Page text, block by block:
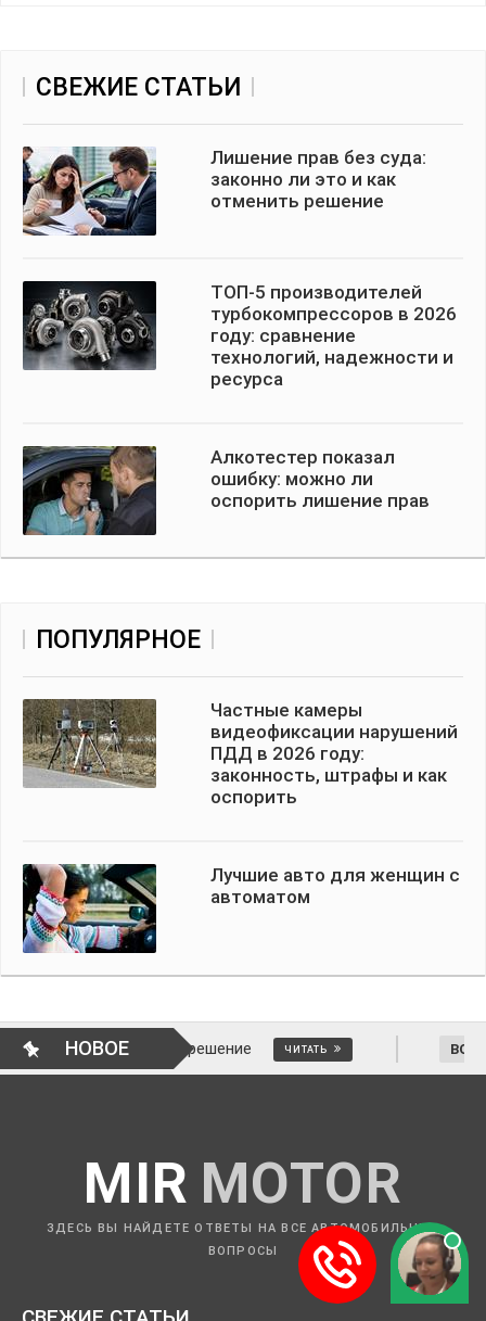
СВЕЖИЕ СТАТЬИ
Лишение прав без суда:
законно ли это и как
отменить решение
ТОП-5 производителей
турбокомпрессоров в 2026
году: сравнение
технологий, надежности и
ресурса
Алкотестер показал
ошибку: можно ли
оспорить лишение прав
ПОПУЛЯРНОЕ
Частные камеры
видеофиксации нарушений
ПДД в 2026 году:
законность, штрафы и как
оспорить
Лучшие авто для женщин с
автоматом
НОВОЕ
решение ВОПРОСЫ
MIR MOTOR
ЗДЕСЬ ВЫ НАЙДЕТЕ ОТВЕТЫ НА ВСЕ АВТОМОБИЛЬНЫЕ
ВОПРОСЫ